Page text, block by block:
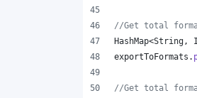
//Get total
HashMap<String,
exportToFormats .
//Get total